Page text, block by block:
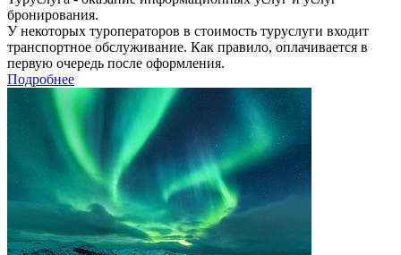
бронирования.
У некоторых туроператоров в стоимость туруслуги входит
транспортное обслуживание. Как правило, оплачивается в
первую очередь после оформления.
Подробнее